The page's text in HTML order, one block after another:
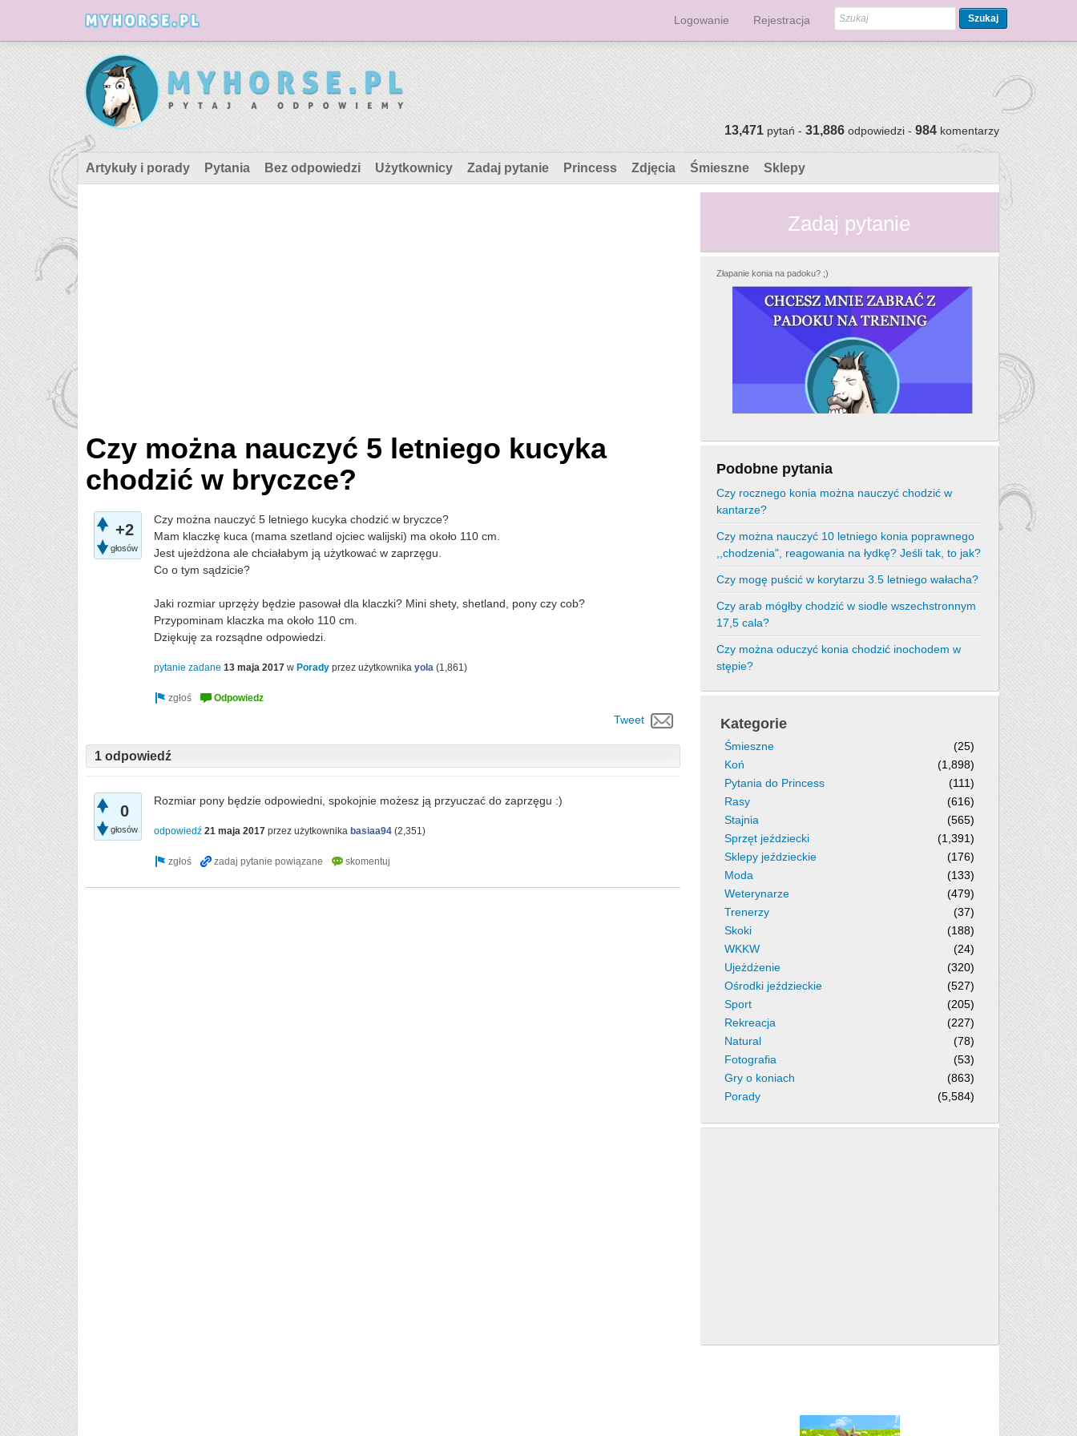
Logowanie Rejestracja Szukaj
13,471pytań -31,886odpowiedzi -984komentarzy
Artykuły i porady Pytania Bez odpowiedzi Użytkownicy Zadaj pytanie Princess Zdjęcia Śmieszne Sklepy
Czy można nauczyć 5 letniego kucyka
chodzić w bryczce?
+2
głosów
Czy można nauczyć 5 letniego kucyka chodzić w bryczce?
Mam klaczkę kuca (mama szetland ojciec walijski) ma około 110 cm.
Jest ujeżdżona ale chciałabym ją użytkować w zaprzęgu.
Co o tym sądzicie?
Jaki rozmiar uprzęży będzie pasował dla klaczki? Mini shety, shetland, pony czy cob?
Przypominam klaczka ma około 110 cm.
Dziękuję za rozsądne odpowiedzi.
pytanie zadane 13 maja 2017 w Porady przez użytkownika yola (1,861)
Tweet
1 odpowiedź
0
głosów
Rozmiar pony będzie odpowiedni, spokojnie możesz ją przyuczać do zaprzęgu :)
odpowiedź 21 maja 2017 przez użytkownika basiaa94 (2,351)
Zadaj pytanie
Złapanie konia na padoku? ;)
Podobne pytania
Czy rocznego konia można nauczyć chodzić w
kantarze?
Czy można nauczyć 10 letniego konia poprawnego
,,chodzenia", reagowania na łydkę? Jeśli tak, to jak?
Czy mogę puścić w korytarzu 3.5 letniego wałacha?
Czy arab mógłby chodzić w siodle wszechstronnym
17,5 cala?
Czy można oduczyć konia chodzić inochodem w
stępie?
Kategorie
Śmieszne
(25)
Koń
(1,898)
Pytania do Princess
(111)
Rasy
(616)
Stajnia
(565)
Sprzęt jeździecki
(1,391)
Sklepy jeździeckie
(176)
Moda
(133)
Weterynarze
(479)
Trenerzy
(37)
Skoki
(188)
WKKW
(24)
Ujeżdżenie
(320)
Ośrodki jeździeckie
(527)
Sport
(205)
Rekreacja
(227)
Natural
(78)
Fotografia
(53)
Gry o koniach
(863)
Porady
(5,584)